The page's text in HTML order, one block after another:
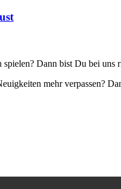
Dann bist Du bei uns
mehr verpassen?